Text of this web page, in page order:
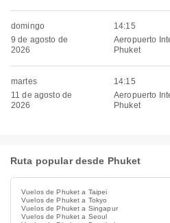
domingo
9 de agosto de
2026
14:15
Aeropuerto
Phuket
martes
11 de agosto de
2026
14:15
Aeropuerto
Phuket
Ruta popular desde Phuket
Vuelos de Phuket a Taipei
Vuelos de Phuket a Tokyo
Vuelos de Phuket a Singapur
Vuelos de Phuket a Seoul